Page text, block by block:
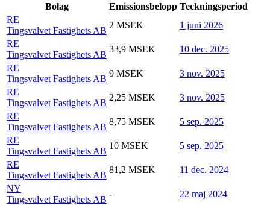
Bolag Emissionsbelopp Teckningsperiod
RE
Tingsvalvet Fastighets AB
2 MSEK
1 juni 2026
RE
Tingsvalvet Fastighets AB
33,9 MSEK
10 dec. 2025
RE
Tingsvalvet Fastighets AB
9 MSEK
3 nov. 2025
RE
Tingsvalvet Fastighets AB
2,25 MSEK
3 nov. 2025
RE
Tingsvalvet Fastighets AB
8,75 MSEK
5 sep. 2025
RE
Tingsvalvet Fastighets AB
10 MSEK
5 sep. 2025
RE
Tingsvalvet Fastighets AB
81,2 MSEK
11 dec. 2024
NY
Tingsvalvet Fastighets AB
-
22 maj 2024